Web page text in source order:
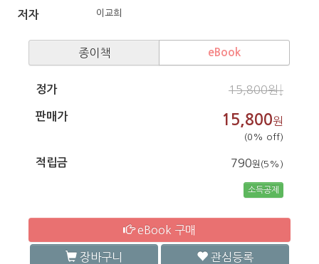
저자 이교희
종이책 eBook
정가 15,800원↓
판매가 15,800원
(0% off)
적립금 790원(5%)
소득공제
eBook 구매
장바구니 관심등록